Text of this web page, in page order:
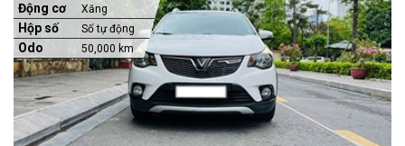
Động cơ Xăng
Hộp số Số tự động
Odo 50,000 km